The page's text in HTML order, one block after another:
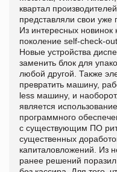
квартал
представляли свои
Из интересных
поколение self-check-
Новые устройства
заменить блок для
любой другой. Также
превратить машину,
less машину, и
является
программного
с существующим ПО
существенных
капиталовложений. Из
ранее решений